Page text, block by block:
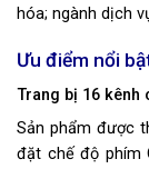
hóa; ngành dịch
Ưu điểm nổi
Trang bị 16 kênh
Sản phẩm được
đặt chế độ phím